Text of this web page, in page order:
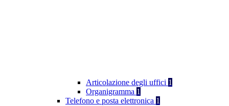
Articolazione degli uffici 1
Organigramma 1
Telefono e posta elettronica 1